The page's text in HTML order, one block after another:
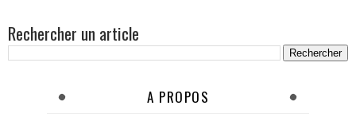
Rechercher un article
A PROPOS